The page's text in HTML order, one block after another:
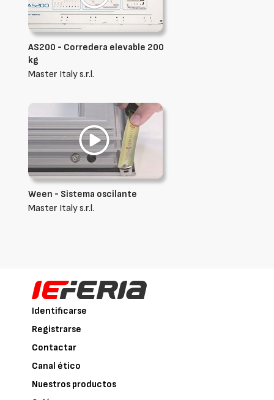
AS200 - Corredera elevable 200
kg
Master Italy s.r.l.
Ween - Sistema oscilante
Master Italy s.r.l.
Identificarse
Registrarse
Contactar
Canal ético
Nuestros productos